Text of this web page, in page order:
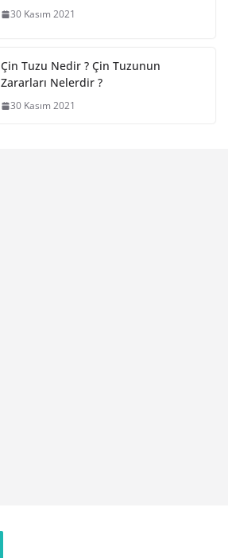
30 Kasım 2021
Çin Tuzu Nedir ? Çin Tuzunun
Zararları Nelerdir ?
30 Kasım 2021